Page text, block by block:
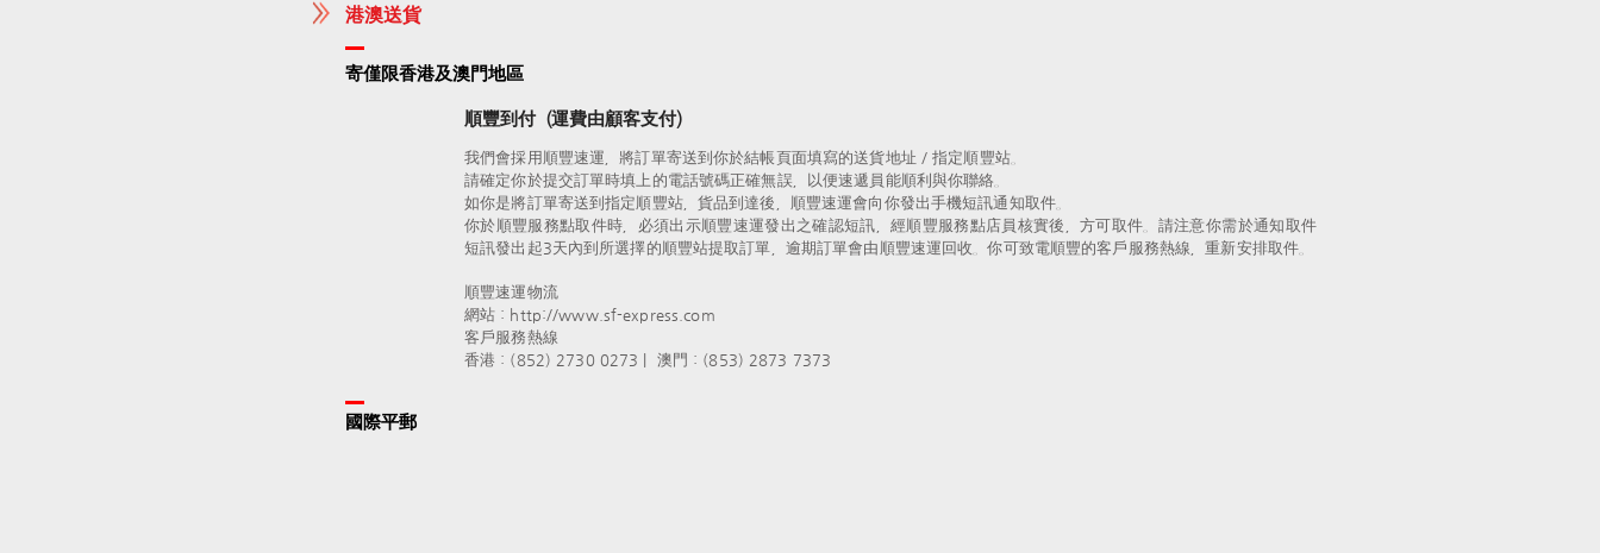
港澳送貨
寄僅限香港及澳門地區
順豐到付 (運費由顧客支付)
我們會採用順豐速運，將訂單寄送到你於結帳頁面填寫的送貨地址 / 指定順豐站。
請確定你於提交訂單時填上的電話號碼正確無誤，以便速遞員能順利與你聯絡。
如你是將訂單寄送到指定順豐站，貨品到達後，順豐速運會向你發出手機短訊通知取件。
你於順豐服務點取件時，必須出示順豐速運發出之確認短訊，經順豐服務點店員核實後，方可取件。請注意你需於通知取件
短訊發出起3天內到所選擇的順豐站提取訂單，逾期訂單會由順豐速運回收。你可致電順豐的客戶服務熱線，重新安排取件。
順豐速運物流
網站：http://www.sf-express.com
客戶服務熱線
香港：(852) 2730 0273 | 澳門：(853) 2873 7373
國際平郵